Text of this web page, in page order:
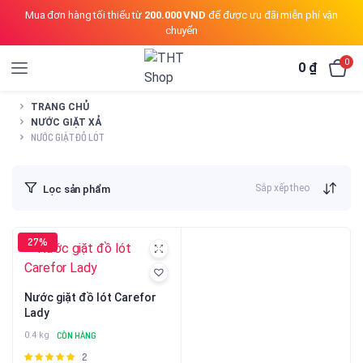
Mua đơn hàng tối thiểu từ 200.000 VND để được ưu đãi miễn phí vận
chuyển
0 ₫ 0
TRANG CHỦ
NƯỚC GIẶT XẢ
NƯỚC GIẶT ĐỒ LÓT
Lọc sản phẩm Sắp xếp theo
27%
Nước giặt đồ lót Carefor
Lady
0.4 kg CÒN HÀNG
Được
2